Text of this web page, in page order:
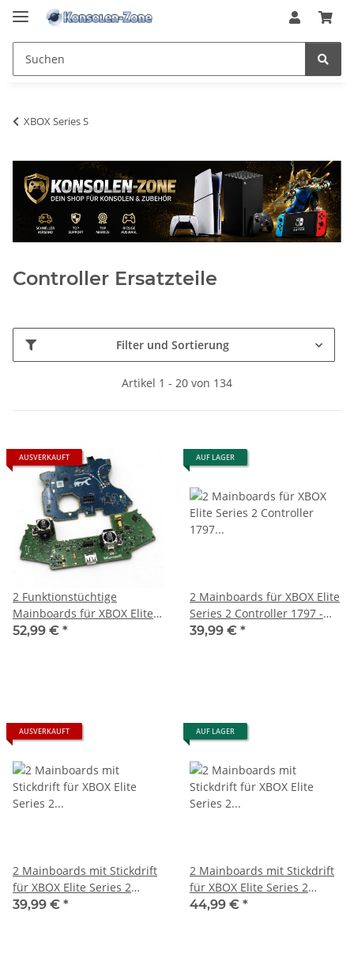
XBOX Series S
Controller Ersatzteile
Filter und Sortierung
Artikel 1 - 20 von 134
AUSVERKAUFT
2 Funktionstüchtige
Mainboards für XBOX Elite
Series 2 Controller 1797
52,99 € *
AUF LAGER
2 Mainboards für XBOX Elite
Series 2 Controller 1797 -
Defekt - RB Taste klemmt
39,99 € *
AUSVERKAUFT
2 Mainboards mit Stickdrift
für XBOX Elite Series 2
Controller 1797 - Defekt
39,99 € *
AUF LAGER
2 Mainboards mit Stickdrift
für XBOX Elite Series 2
Controller 1797 - Defekt
44,99 € *